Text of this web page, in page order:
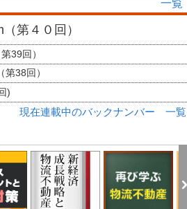
一覧
第４０回）
39回）
38回）
)
現在連載中のバックナンバー 一覧